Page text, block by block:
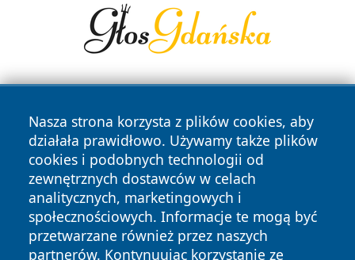
Nasza strona korzysta z plików cookies, aby
działała prawidłowo. Używamy także plików
cookies i podobnych technologii od
zewnętrznych dostawców w celach
analitycznych, marketingowych i
społecznościowych. Informacje te mogą być
przetwarzane również przez naszych
partnerów. Kontynuując korzystanie ze
Copyright © 2026 jastrzebienews.pl Wszystkie prawa
zastrzeżone.
Polityka Polityka